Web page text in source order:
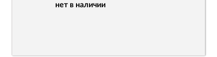
нет в наличии